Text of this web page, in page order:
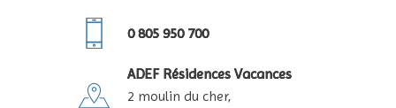
0 805 950 700
ADEF Résidences Vacances
2 moulin du cher,